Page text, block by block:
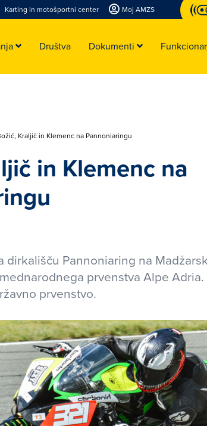
Karting in motošportni center Moj AMZS
Društva Dokumenti
Kraljič in Klemenc na Pannoniaringu
in Klemenc na
dirkališču Pannoniaring na
prvenstva Alpe
prvenstvo.